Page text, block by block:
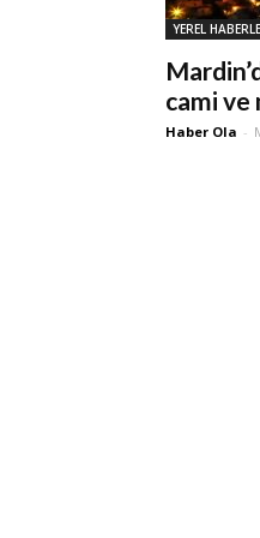
YEREL
cami ve
Haber Ola -